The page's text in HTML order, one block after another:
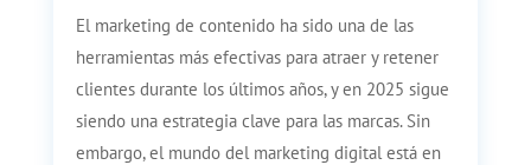
El marketing de contenido ha sido una de las
herramientas más efectivas para atraer y retener
clientes durante los últimos años, y en 2025 sigue
siendo una estrategia clave para las marcas. Sin
embargo, el mundo del marketing digital está en